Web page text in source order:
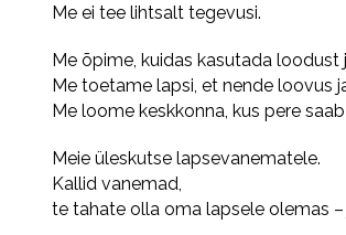
Me ei tee lihtsalt tegevusi.
Me õpime, kuidas kasutada loodust
Me toetame lapsi, et nende loovus
Me loome keskkonna, kus pere
Meie üleskutse lapsevanematele.
Kallid vanemad,
te tahate olla oma lapsele olemas